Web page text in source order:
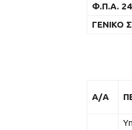
Φ.Π.Α.
ΓΕΝΙΚΟ
Α/Α